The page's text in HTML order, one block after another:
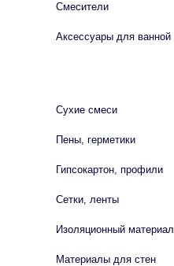
Смесители
Аксессуары для ванной
Сухие смеси
Пены, герметики
Гипсокартон, профили
Сетки, ленты
Изоляционный материал
Материалы для стен